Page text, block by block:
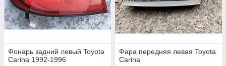
Фонарь задний левый Toyota
Carina 1992-1996
Фара передняя левая Toyota
Carina